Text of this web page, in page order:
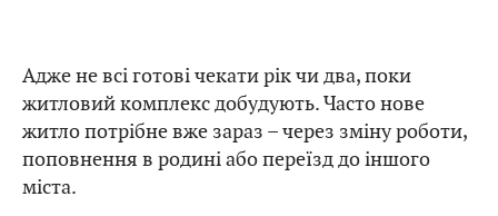
Адже не всі готові чекати рік чи два, поки
житловий комплекс добудують. Часто нове
житло потрібне вже зараз – через зміну роботи,
поповнення в родині або переїзд до іншого
міста.